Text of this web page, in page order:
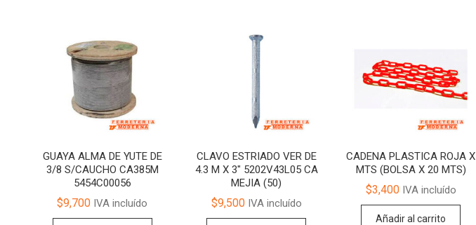
GUAYA ALMA DE YUTE DE
3/8 S/CAUCHO CA385M
5454C00056
$9,700 IVA incluído
CLAVO ESTRIADO VER DE
4.3 M X 3″ 5202V43L05 CA
MEJIA (50)
$9,500IVA incluído
CADENA PLASTICA ROJA X
MTS (BOLSA X 20 MTS)
$3,400IVA incluído
Añadir al carrito